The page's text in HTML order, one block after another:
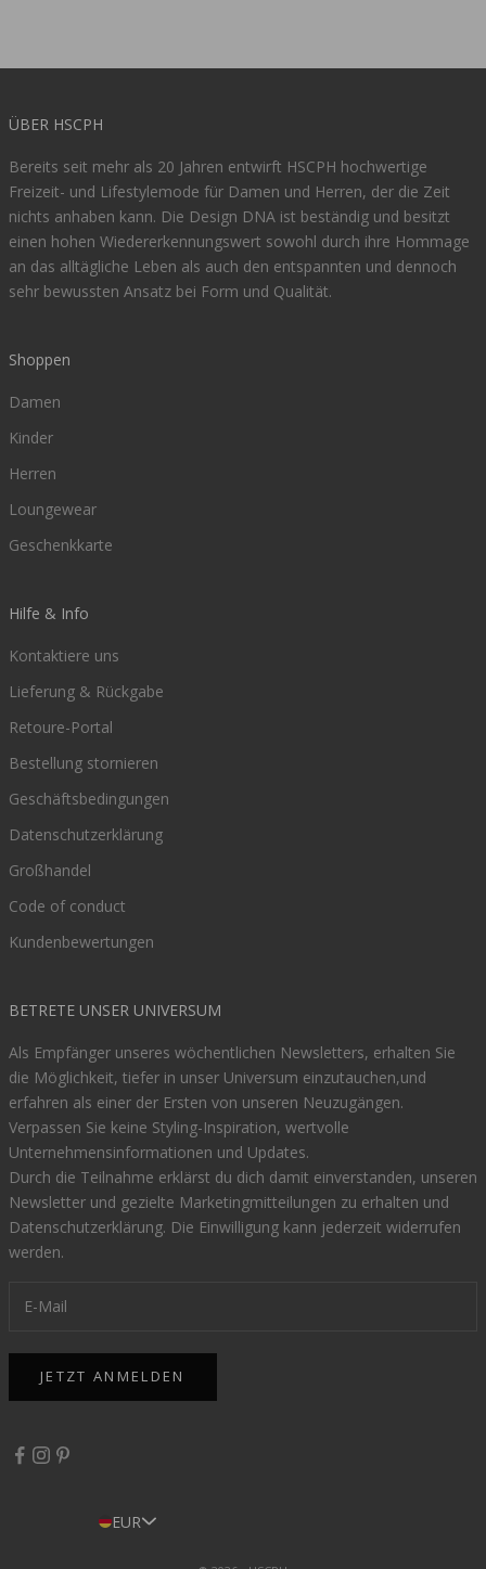
ÜBER HSCPH
Bereits seit mehr als 20 Jahren entwirft HSCPH hochwertige
Freizeit- und Lifestylemode für Damen und Herren, der die Zeit
nichts anhaben kann. Die Design DNA ist beständig und besitzt
einen hohen Wiedererkennungswert sowohl durch ihre Hommage
an das alltägliche Leben als auch den entspannten und dennoch
sehr bewussten Ansatz bei Form und Qualität.
Shoppen
Damen
Kinder
Herren
Loungewear
Geschenkkarte
Hilfe & Info
Kontaktiere uns
Lieferung & Rückgabe
Retoure-Portal
Bestellung stornieren
Geschäftsbedingungen
Datenschutzerklärung
Großhandel
Code of conduct
Kundenbewertungen
BETRETE UNSER UNIVERSUM
Als Empfänger unseres wöchentlichen Newsletters, erhalten Sie
die Möglichkeit, tiefer in unser Universum einzutauchen,und
erfahren als einer der Ersten von unseren Neuzugängen.
Verpassen Sie keine Styling-Inspiration, wertvolle
Unternehmensinformationen und Updates.
Durch die Teilnahme erklärst du dich damit einverstanden, unseren
Newsletter und gezielte Marketingmitteilungen zu erhalten und
Datenschutzerklärung. Die Einwilligung kann jederzeit widerrufen
werden.
JETZT ANMELDEN
EUR